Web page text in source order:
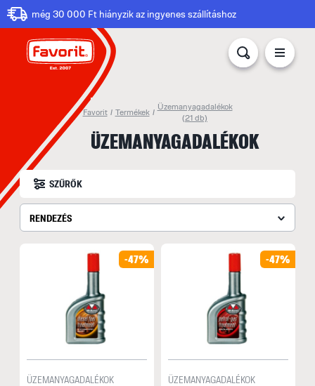
még 30 000 Ft hiányzik az ingyenes szállításhoz
Favorit / Termékek /
Üzemanyagadalékok
(21 db)
ÜZEMANYAGADALÉKOK
SZŰRŐK
RENDEZÉS
-47%
ÜZEMANYAGADALÉKOK
-47%
ÜZEMANYAGADALÉKOK